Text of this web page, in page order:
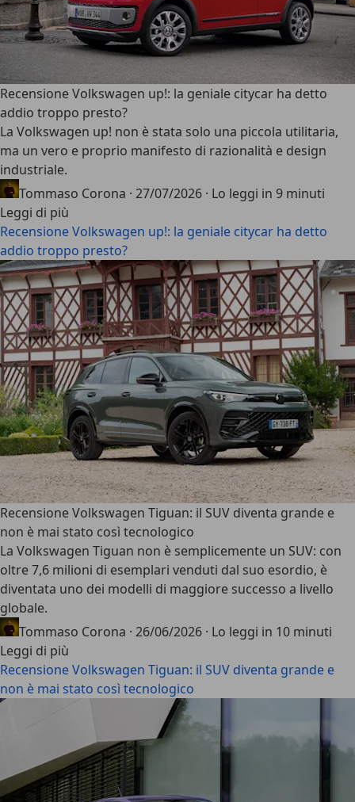
Recensione Volkswagen up!: la geniale citycar ha detto
addio troppo presto?
La Volkswagen up! non è stata solo una piccola utilitaria,
ma un vero e proprio manifesto di razionalità e design
industriale.
Tommaso Corona · 27/07/2026 · Lo leggi in 9 minuti
Leggi di più
Recensione Volkswagen up!: la geniale citycar ha detto
addio troppo presto?
Recensione Volkswagen Tiguan: il SUV diventa grande e
non è mai stato così tecnologico
La Volkswagen Tiguan non è semplicemente un SUV: con
oltre 7,6 milioni di esemplari venduti dal suo esordio, è
diventata uno dei modelli di maggiore successo a livello
globale.
Tommaso Corona · 26/06/2026 · Lo leggi in 10 minuti
Leggi di più
Recensione Volkswagen Tiguan: il SUV diventa grande e
non è mai stato così tecnologico